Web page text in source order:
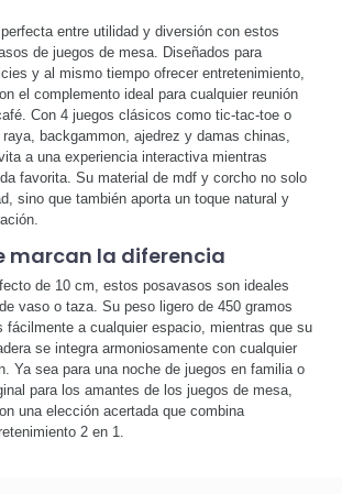
entre utilidad y diversión con estos
de juegos de mesa. Diseñados para
y al mismo tiempo ofrecer entretenimiento,
el complemento ideal para cualquier reunión
Con 4 juegos clásicos como tic-tac-toe o
backgammon, ajedrez y damas chinas,
a una experiencia interactiva mientras
favorita. Su material de mdf y corcho no solo
sino que también aporta un toque natural y
marcan la diferencia
de 10 cm, estos posavasos son ideales
vaso o taza. Su peso ligero de 450 gramos
fácilmente a cualquier espacio, mientras que su
se integra armoniosamente con cualquier
Ya sea para una noche de juegos en familia o
para los amantes de los juegos de mesa,
una elección acertada que combina
2 en 1.